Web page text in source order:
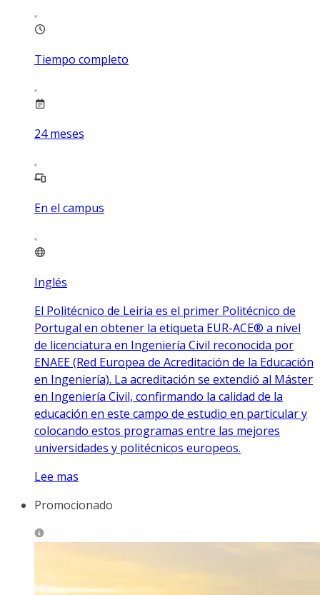
Tiempo completo
24 meses
En el campus
Inglés
El Politécnico de Leiria es el primer Politécnico de
Portugal en obtener la etiqueta EUR-ACE® a nivel
de licenciatura en Ingeniería Civil reconocida por
ENAEE (Red Europea de Acreditación de la Educación
en Ingeniería). La acreditación se extendió al Máster
en Ingeniería Civil, confirmando la calidad de la
educación en este campo de estudio en particular y
colocando estos programas entre las mejores
universidades y politécnicos europeos.
Lee mas
Promocionado